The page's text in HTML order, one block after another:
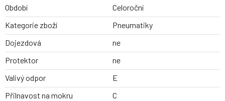
Období
Celoroční
Kategorie zboží
Pneumatiky
Dojezdová
ne
Protektor
ne
Valivý odpor
E
Přilnavost na mokru
C